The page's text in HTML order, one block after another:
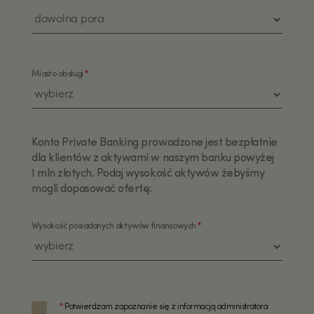
Miasto obsługi*
Konto Private Banking prowadzone jest bezpłatnie
dla klientów z aktywami w naszym banku powyżej
1 mln złotych. Podaj wysokość aktywów żebyśmy
mogli dopasować ofertę:
Wysokość posiadanych aktywów finansowych*
*Potwierdzam zapoznanie się z informacją administratora